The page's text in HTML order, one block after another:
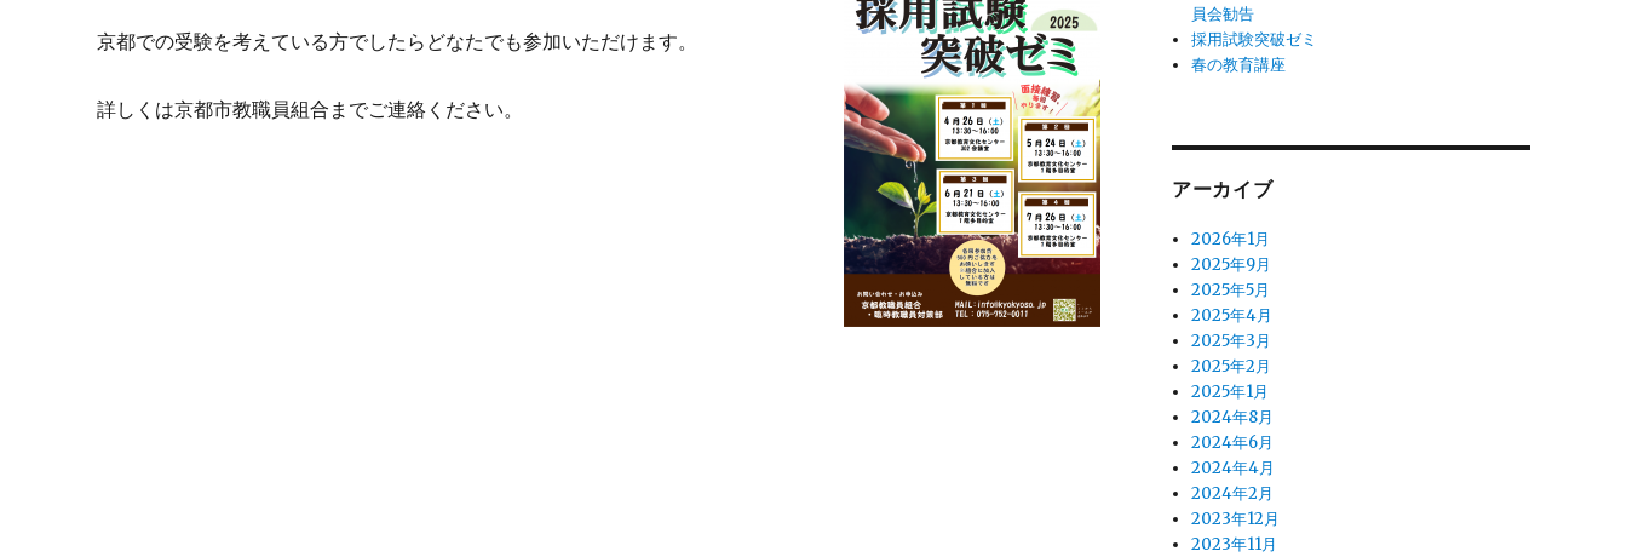
京都での受験を考えている方でしたらどなたでも参加いただけます。
詳しくは京都市教職員組合までご連絡ください。
員会勧告
採用試験突破ゼミ
春の教育講座
アーカイブ
2026年1月
2025年9月
2025年5月
2025年4月
2025年3月
2025年2月
2025年1月
2024年8月
2024年6月
2024年4月
2024年2月
2023年12月
2023年11月